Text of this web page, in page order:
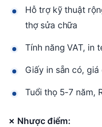
Hỗ trợ kỹ thuật
thợ sửa chữa
Tính năng VAT, in
Giấy in sẵn có, giá
Tuổi thọ 5-7 năm,
✗ Nhược điểm: